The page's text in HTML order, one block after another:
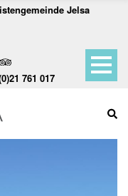
Jelsa
761 017